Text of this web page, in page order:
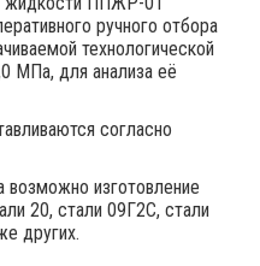
ручного отбора
технологической
МПа, для анализа её
согласно
возможно изготовление
20, стали 09Г2С, стали
других.